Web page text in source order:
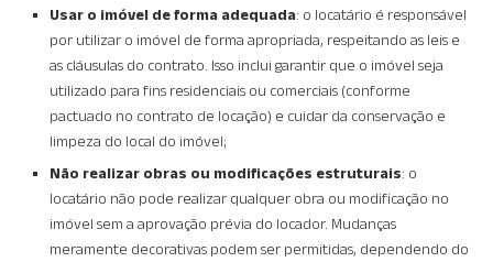
Usar o imóvel de forma adequada: o locatário é responsável
por utilizar o imóvel de forma apropriada, respeitando as leis e
as cláusulas do contrato. Isso inclui garantir que o imóvel seja
utilizado para fins residenciais ou comerciais (conforme
pactuado no contrato de locação) e cuidar da conservação e
limpeza do local do imóvel;
Não realizar obras ou modificações estruturais: o
locatário não pode realizar qualquer obra ou modificação no
imóvel sem a aprovação prévia do locador. Mudanças
meramente decorativas podem ser permitidas, dependendo do